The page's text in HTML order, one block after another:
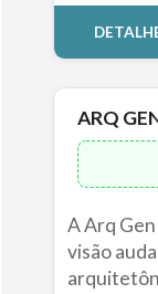
ARQ
A Arq
visão